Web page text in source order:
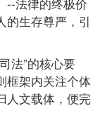
的生存尊严，引
法”的核心要
框架内关注个体
人文载体，便完